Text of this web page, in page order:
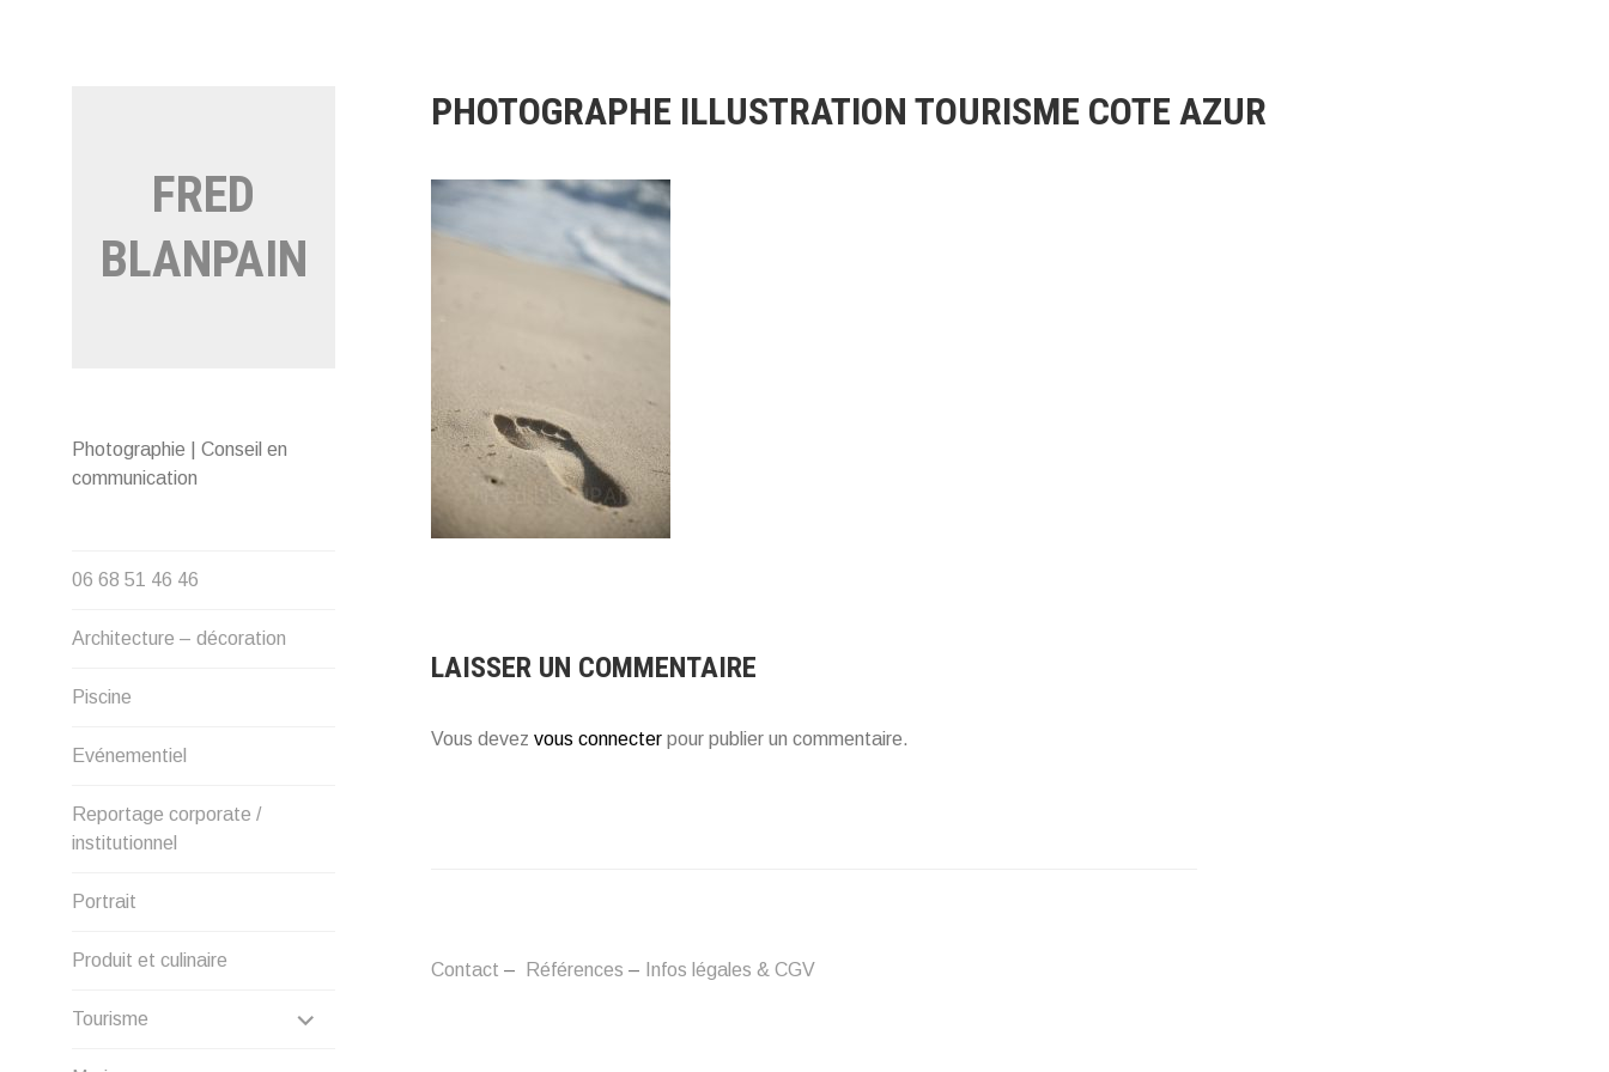
FRED
BLANPAIN
Photographie | Conseil en
communication
06 68 51 46 46
Architecture – décoration
Piscine
Evénementiel
Reportage corporate /
institutionnel
Portrait
Produit et culinaire
Tourisme
PHOTOGRAPHE ILLUSTRATION TOURISME COTE AZUR
LAISSER UN COMMENTAIRE
Vous devez vous connecter pour publier un commentaire.
Contact – Références – Infos légales & CGV